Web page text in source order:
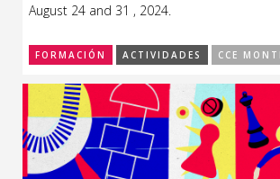
August 24 and 31 , 2024.
FORMACIÓN ACTIVIDADES CCE